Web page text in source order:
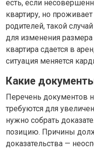
есть, если
квартиру, но
родителей, такой
для изменения
квартира сдается в
ситуация меняется
Какие
Перечень документов
требуются для
нужно собрать
позицию. Причины
доказательства —